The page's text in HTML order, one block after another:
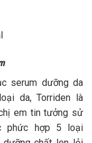
serum dưỡng da
da, Torriden là
em tin tưởng sử
phức hợp 5 loại